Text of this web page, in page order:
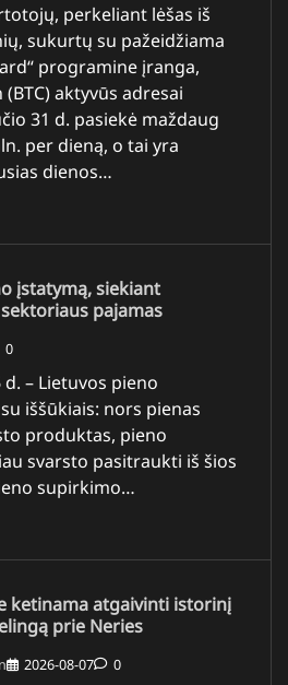
perkeliant lėšas iš
sukurtų su pažeidžiama
programine įranga,
(BTC) aktyvūs adresai
31 d. pasiekė maždaug
per dieną, o tai yra
dienos…
įstatymą, siekiant
pajamas
0
– Lietuvos pieno
iššūkiais: nors pienas
produktas, pieno
svarsto pasitraukti iš šios
supirkimo…
ketinama atgaivinti istorinį
prie Neries
2026-08-07 0